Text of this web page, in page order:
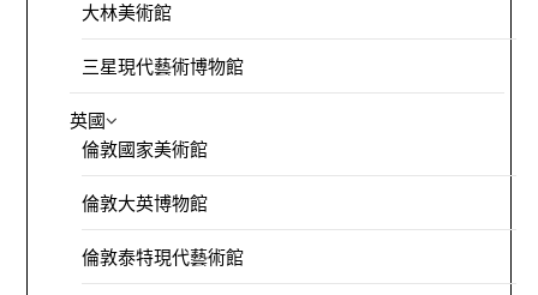
大林美術館
三星現代藝術博物館
英國
倫敦國家美術館
倫敦大英博物館
倫敦泰特現代藝術館